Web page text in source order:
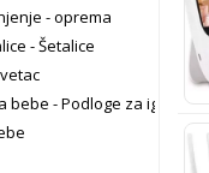
- oprema
- Šetalice
bebe - Podloge za igru